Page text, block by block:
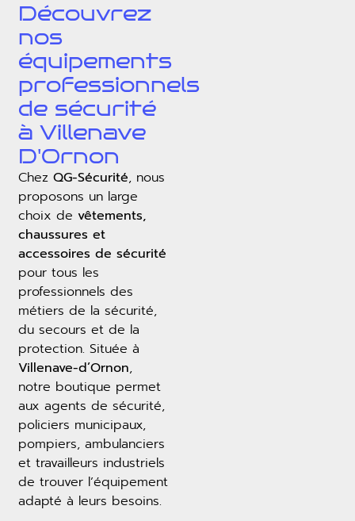
Découvrez
nos
équipements
professionnels
de sécurité
à Villenave
D'Ornon
ChezQG-Sécurité, nous
proposons un large
choix devêtements,
chaussures et
accessoires de sécurité
pour tous les
professionnels des
métiers de la sécurité,
du secours et de la
protection. Située à
Villenave-d’Ornon,
notre boutique permet
aux agents de sécurité,
policiers municipaux,
pompiers, ambulanciers
et travailleurs industriels
de trouver l’équipement
adapté à leurs besoins.